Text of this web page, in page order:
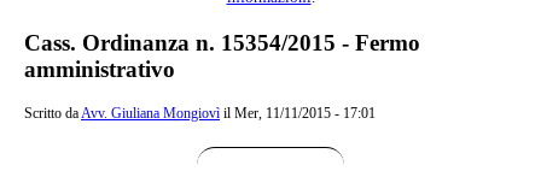
Contenuto principale della pagina
Cass. Ordinanza n. 15354/2015 - Fermo
amministrativo
Scritto daAvv. Giuliana Mongiovì il Mer, 11/11/2015 - 17:01